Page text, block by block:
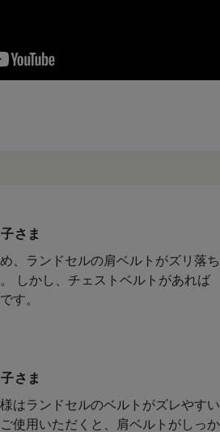
さま
、ランドセルの肩ベルトがズリ落ち
しかし、チェストベルトがあれば
す。
さま
はランドセルのベルトがズレやすい
使用いただくと、肩ベルトがしっか